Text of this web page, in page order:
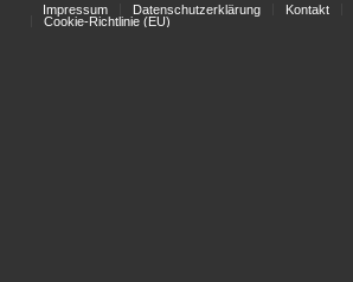
Impressum
Datenschutzerklärung Kontakt
Cookie-Richtlinie (EU)